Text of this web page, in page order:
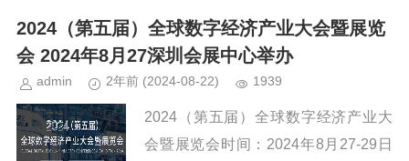
ebe.com/2024第九届武汉国...
2024（第五届）全球数字经济产业大会暨展览
会 2024年8月27深圳会展中心举办
admin 2年前 (2024-08-22) 1939
2024（第五届）全球数字经济产业大
会暨展览会时间：2024年8月27-29日